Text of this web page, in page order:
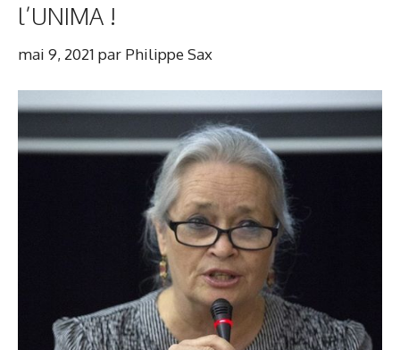
l’UNIMA !
mai 9, 2021 par Philippe Sax